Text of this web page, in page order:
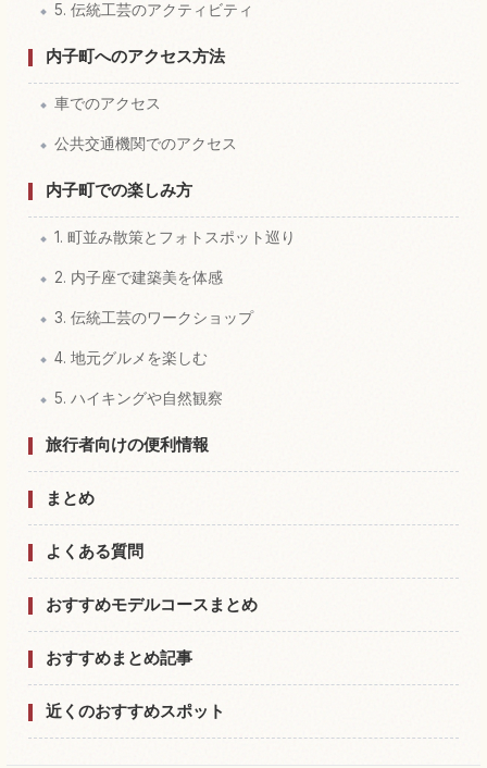
5. 伝統工芸のアクティビティ
内子町へのアクセス方法
車でのアクセス
公共交通機関でのアクセス
内子町での楽しみ方
1. 町並み散策とフォトスポット巡り
2. 内子座で建築美を体感
3. 伝統工芸のワークショップ
4. 地元グルメを楽しむ
5. ハイキングや自然観察
旅行者向けの便利情報
まとめ
よくある質問
おすすめモデルコースまとめ
おすすめまとめ記事
近くのおすすめスポット